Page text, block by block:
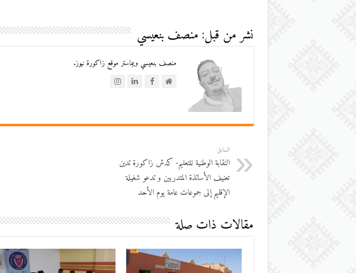
نشر من قبل: منصف بنعيسي
منصف بنعيسي ويبماستر موقع زاكورة نيوز.
السابق
النقابة الوطنية للتعليم- كدش زاكورة تدين
تعنيف الأساتذة المتدربين و تدعو شغيلة
الإقليم إلى جموعات عامة يوم الأحد
مقالات ذات صلة